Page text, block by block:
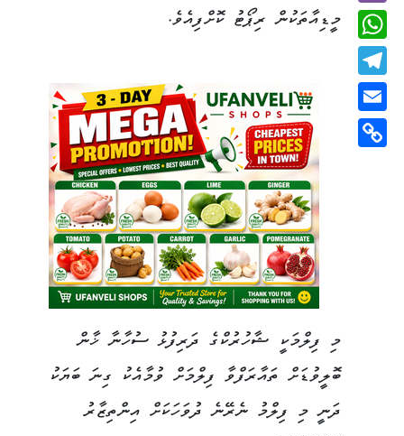
Viber
Telegram
މީޑިއާތަކުން ރިޕޯޓު ކޮށްފިއެވެ.
މި ފިލްމަކީ ޝާހުރުކްގެ ދަރިފުޅު ސުހާނާ ޚާން
ބޮލީވުޑަށް ތައާރަފްވާ ފިލްމަށް ވުމާއެކު ގިނަ ބަޔަކު
ދަނީ މި ފިލްމު ނެރޭނެ ދުވަހަކަށް އިންތިޒާރު